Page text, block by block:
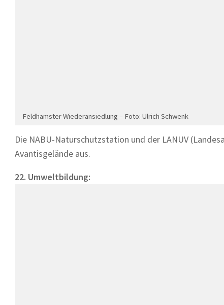
Feldhamster Wiederansiedlung – Foto: Ulrich Schwenk
Die NABU-Naturschutzstation und der LANUV
Avantisgelände aus.
22. Umweltbildung: